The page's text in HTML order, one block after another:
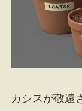
カシスが敬遠